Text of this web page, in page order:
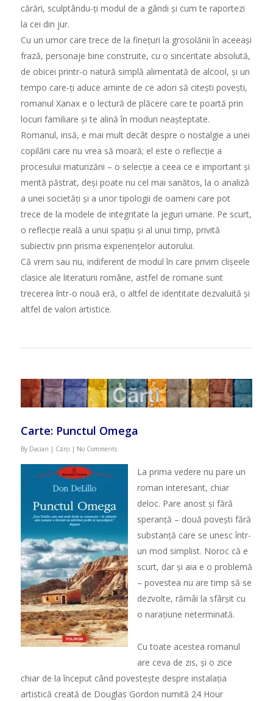
cărări, sculptându-ți modul de a gândi și cum te raportezi
la cei din jur.
Cu un umor care trece de la finețuri la grosolănii în aceeași
frază, personaje bine construite, cu o sinceritate absolută,
de obicei printr-o natură simplă alimentată de alcool, și un
tempo care-ți aduce aminte de ce adori să citești povești,
romanul Xanax e o lectură de plăcere care te poartă prin
locuri familiare și te alină în moduri neașteptate.
Romanul, insă, e mai mult decât despre o nostalgie a unei
copilării care nu vrea să moară; el este o reflecție a
procesului maturizării – o selecție a ceea ce e important și
merită păstrat, deși poate nu cel mai sanătos, la o analiză
a unei societăți și a unor tipologii de oameni care pot
trece de la modele de integritate la jeguri umane. Pe scurt,
o reflecție reală a unui spațiu și al unui timp, privită
subiectiv prin prisma experiențelor autorului.
Că vrem sau nu, indiferent de modul în care privim clișeele
clasice ale literaturii române, astfel de romane sunt
trecerea într-o nouă eră, o altfel de identitate dezvaluită și
altfel de valori artistice.
Carte: Punctul Omega
By Dacian | Cărți | No Comments
La prima vedere nu pare un
roman interesant, chiar
deloc. Pare anost și fără
speranță – două povești fără
substanță care se unesc într-
un mod simplist. Noroc că e
scurt, dar și aia e o problemă
– povestea nu are timp să se
dezvolte, rămâi la sfârșit cu
o narațiune neterminată.
Cu toate acestea romanul
are ceva de zis, și o zice
chiar de la început când povestește despre instalația
artistică creată de Douglas Gordon numită 24 Hour